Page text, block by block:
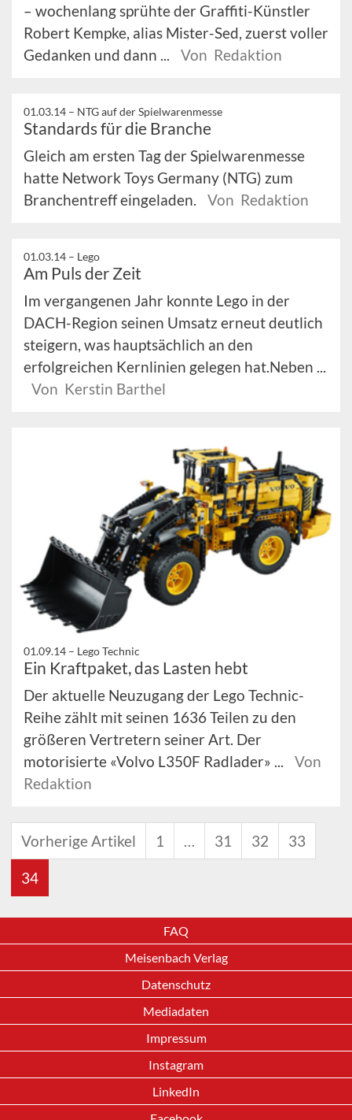
– wochenlang sprühte der Graffiti-Künstler
Robert Kempke, alias Mister-Sed, zuerst voller
Gedanken und dann ...
Von Redaktion
01.03.14 – NTG auf der Spielwarenmesse
Standards für die Branche
Gleich am ersten Tag der Spielwarenmesse
hatte Network Toys Germany (NTG) zum
Branchentreff eingeladen.
Von Redaktion
01.03.14 – Lego
Am Puls der Zeit
Im vergangenen Jahr konnte Lego in der
DACH-Region seinen Umsatz erneut deutlich
steigern, was hauptsächlich an den
erfolgreichen Kernlinien gelegen hat.Neben ...
Von Kerstin Barthel
01.09.14 – Lego Technic
Ein Kraftpaket, das Lasten hebt
Der aktuelle Neuzugang der Lego Technic-
Reihe zählt mit seinen 1636 Teilen zu den
größeren Vertretern seiner Art. Der
motorisierte «Volvo L350F Radlader» ...
Von
Redaktion
Vorherige Artikel 1 … 31 32 33
34
FAQ
Meisenbach Verlag
Datenschutz
Mediadaten
Impressum
Instagram
LinkedIn